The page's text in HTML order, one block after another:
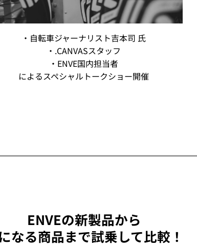
・自転車ジャーナリスト吉本司 氏
・.CANVASスタッフ
・ENVE国内担当者
によるスペシャルトークショー開催
ENVEの新製品から
なる商品まで試乗して比較！